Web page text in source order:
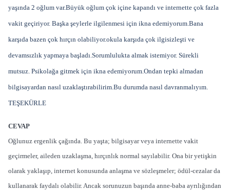
yaşında 2 oğlum var.Büyük oğlum çok içine kapandı ve internette çok fazla
vakit geçiriyor. Başka şeylerle ilgilenmesi için ikna edemiyorum.Bana
karşıda bazen çok hırçın olabiliyor.okula karşıda çok ilgisizleşti ve
devamsızlık yapmaya başladı.Sorumlulukta almak istemiyor. Sürekli
mutsuz. Psikolağa gitmek için ikna edemiyorum.Ondan tepki almadan
bilgisayardan nasıl uzaklaştırabilirim.Bu durumda nasıl davranmalıyım.
TEŞEKÜRLE
CEVAP
Oğlunuz ergenlik çağında. Bu yaşta; bilgisayar veya internette vakit
geçirmeler, aileden uzaklaşma, hırçınlık normal sayılabilir. Ona bir yetişkin
olarak yaklaşıp, internet konusunda anlaşma ve sözleşmeler; ödül-cezalar da
kullanarak faydalı olabilir. Ancak sorunuzun başında anne-baba ayrılığından